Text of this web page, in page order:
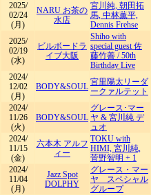
2025/
02/24
(月)
NARU お茶の
水店
宮川純, 朝田拓
馬, 中林薫平,
Dennis Frehse
2025/
02/19
(水)
ビルボードラ
イブ大阪
Shiho with
special guest 佐
藤竹善 /50th
Birthday Live
2024/
12/02
(月)
BODY&SOUL 宮里陽太リーダ
ークァルテット
2024/
11/26
(火)
BODY&SOUL
グレース･マー
ヤ & 宮川純 デ
ュオ
2024/
11/15
(金)
六本木 アルフ
ィー
TOKU with
HIMI, 宮川純,
菅野智明 + 1
2024/
11/04
(月)
Jazz Spot
DOLPHY
グレース・マー
ヤ スペシャル
グループ